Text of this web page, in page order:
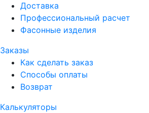
Доставка
Профессиональный расчет
Фасонные изделия
Заказы
Как сделать заказ
Способы оплаты
Возврат
Калькуляторы